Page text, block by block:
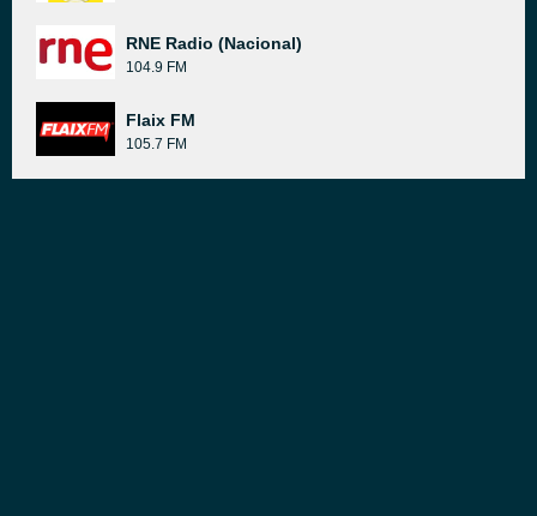
RNE Radio (Nacional)
104.9 FM
Flaix FM
105.7 FM